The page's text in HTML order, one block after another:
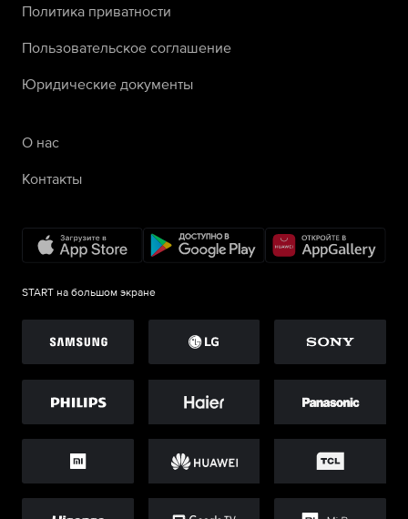
Политика приватности
Пользовательское соглашение
Юридические документы
О нас
Контакты
START на большом экране